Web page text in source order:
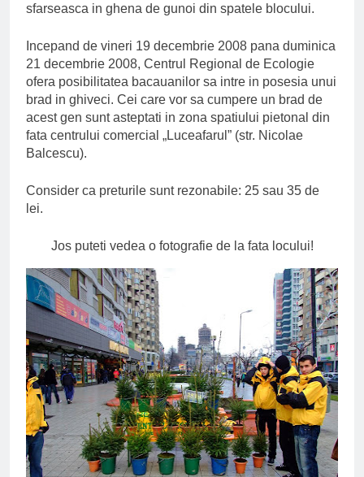
sfarseasca in ghena de gunoi din spatele blocului.
Incepand de vineri 19 decembrie 2008 pana duminica
21 decembrie 2008, Centrul Regional de Ecologie
ofera posibilitatea bacauanilor sa intre in posesia unui
brad in ghiveci. Cei care vor sa cumpere un brad de
acest gen sunt asteptati in zona spatiului pietonal din
fata centrului comercial „Luceafarul” (str. Nicolae
Balcescu).
Consider ca preturile sunt rezonabile: 25 sau 35 de
lei.
Jos puteti vedea o fotografie de la fata locului!